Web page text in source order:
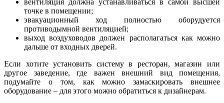
вентиляция должна устанавливаться в самой высшей
точке в помещении;
эвакуационный ход полностью оборудуется
противодымной вентиляцией;
выход воздуховодов должен располагаться как можно
дальше от входных дверей.
Если хотите установить систему в ресторан, магазин или
другое заведение, где важен внешний вид помещения,
подумайте о том, как можно замаскировать внешнее
оборудование – для этого можно обратиться к дизайнерам.